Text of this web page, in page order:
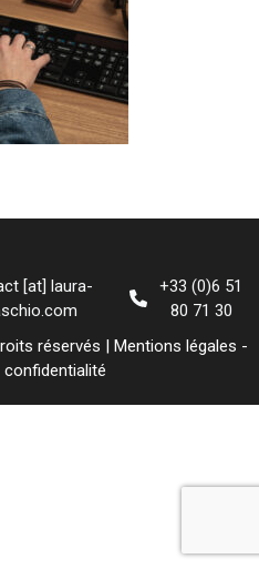
[at] laura-
+33 (0)6 51
80 71 30
réservés | Mentions légales -
confidentialité